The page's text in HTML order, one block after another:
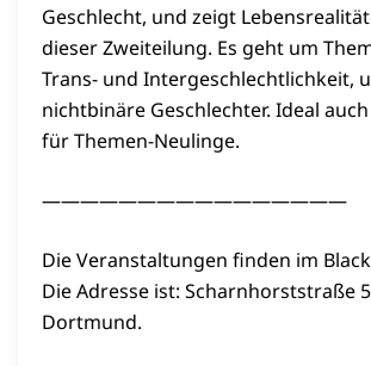
Geschlecht, und zeigt
dieser Zweiteilung. Es geht um
Trans- und Intergeschlechtlichkeit,
nichtbinäre Geschlechter. Ideal
für Themen-Neulinge.
————————————————
Die Veranstaltungen finden im
Die Adresse ist: Scharnhorststraße
Dortmund.